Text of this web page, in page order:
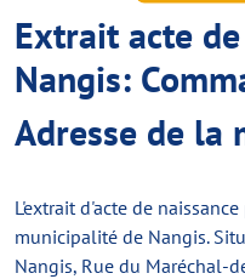
Extrait acte
Nangis:
Adresse de la
L'extrait d'acte de
municipalité de Nangis.
Nangis, Rue du Maréchal-